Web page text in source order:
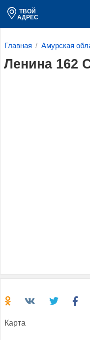
ТВОЙ
АДРЕС
Главная Амурская
Ленина 162
Кар­та